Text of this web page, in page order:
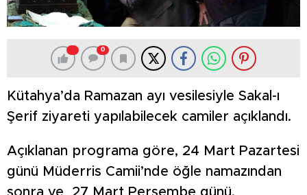
0
Kütahya’da Ramazan ayı vesilesiyle Sakal-ı
Şerif ziyareti yapılabilecek camiler açıklandı.
Açıklanan programa göre, 24 Mart Pazartesi
günü Müderris Camii’nde öğle namazından